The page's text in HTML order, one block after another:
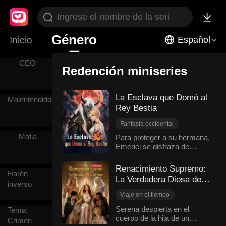
Inicio Género Español
Triángulo
amoroso
CEO
Malentendido
Mafia
Harén
inverso
Tema:
Crimen
Redención miniseries
La Esclava que Domó al
Rey Bestia
Fantasía occidental
Cambio de destino
Mujer disfrazada de hombre
Para proteger a su hermana,
Emeriel se disfraza de
vendidas como esclavas al
reino de las bestias Urai.
Emeriel no es humana, sino
una rara sirena, la única
salvaje del rey bestia
Daemonikai, y ambos se
Renacimiento Supremo:
La Verdadera Diosa del
Amor
Viaje en el tiempo
Dulzura de amor
Redención
Serena despierta en el
cuerpo de la hija de un